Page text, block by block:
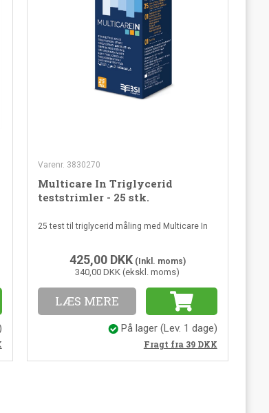
Varenr. 3830270
Multicare In Triglycerid
teststrimler - 25 stk.
25 test til triglycerid måling med Multicare In
425,00 DKK(Inkl. moms)
340,00 DKK (ekskl. moms)
LÆS MERE
På lager (Lev. 1 dage)
Fragt fra 39 DKK